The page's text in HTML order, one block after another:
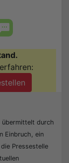
erfahren:
übermittelt durch
Einbruch, ein
Pressestelle